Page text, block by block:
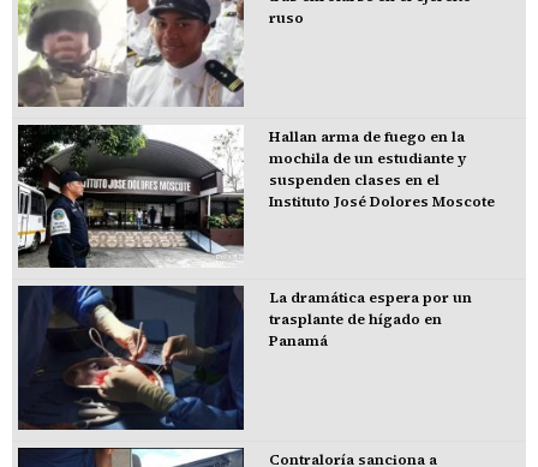
ruso
Hallan arma de fuego en la
mochila de un estudiante y
suspenden clases en el
Instituto José Dolores Moscote
La dramática espera por un
trasplante de hígado en
Panamá
Contraloría sanciona a